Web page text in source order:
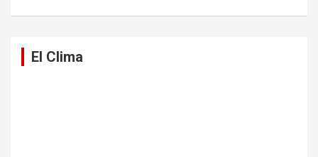
El Clima